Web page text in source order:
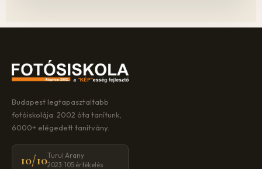
Budapest legtapasztaltabb
fotóiskolája. 2002 óta tanítunk,
6000+ elégedett tanítvány.
10/10Turul Arany
2023 · 105 értékelés